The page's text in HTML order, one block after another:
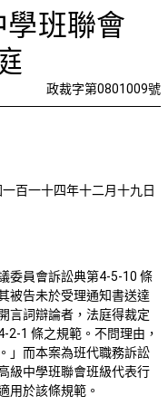
款
班聯會
政裁字第0801009號
百一十四年十二月十九日
委員會訴訟典第4-5-10 條
被告未於受理通知書送達
言詞辯論者，法庭得裁定
2-1 條之規範。不問理由，
」而本案為班代職務訴訟
級中學班聯會班級代表行
用於該條規範。